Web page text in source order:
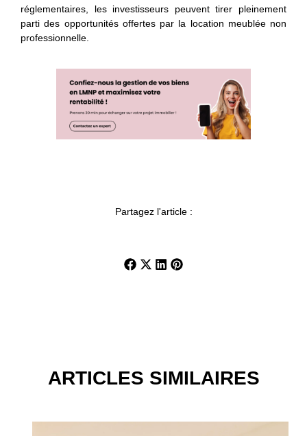
réglementaires, les investisseurs peuvent tirer pleinement
parti des opportunités offertes par la location meublée non
professionnelle.
Partagez l'article :
ARTICLES SIMILAIRES